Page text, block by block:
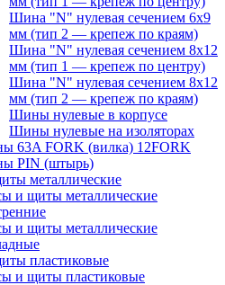
Шина "N" нулевая сечением 6х9
мм (тип 2 — крепеж по краям)
Шина "N" нулевая сечением 8х12
мм (тип 1 — крепеж по центру)
Шина "N" нулевая сечением 8х12
мм (тип 2 — крепеж по краям)
Шины нулевые в корпусе
Шины нулевые на изоляторах
63A FORK (вилка) 12FORK
PIN (штырь)
металлические
и щиты металлические
и щиты металлические
пластиковые
и щиты пластиковые